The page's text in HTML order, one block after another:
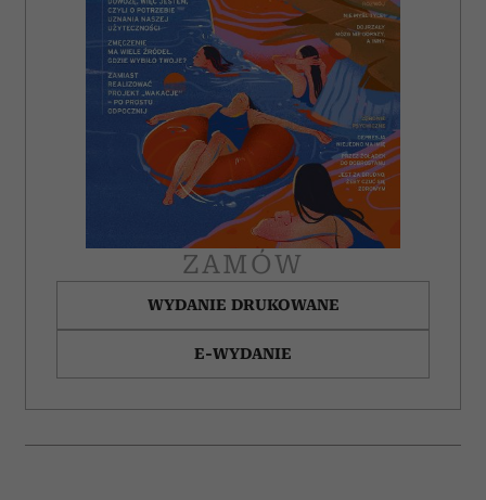
ZAMÓW
WYDANIE DRUKOWANE
E-WYDANIE